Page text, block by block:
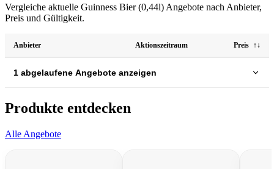
Vergleiche aktuelle Guinness Bier (0,44l) Angebote nach Anbieter,
Preis und Gültigkeit.
Anbieter Aktionszeitraum Preis ↑↓
1 abgelaufene Angebote anzeigen
Produkte entdecken
Alle Angebote